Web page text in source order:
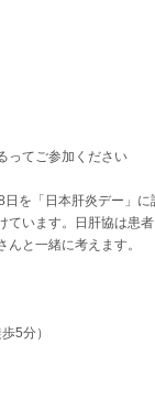
ってご参加ください
を「日本肝炎デー」に
ています。日肝協は患
と一緒に考えます。
5分）